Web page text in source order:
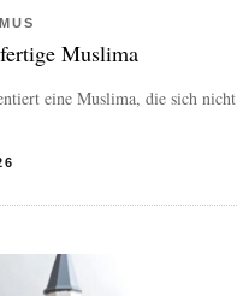
Muslima
eine Muslima, die sich nicht